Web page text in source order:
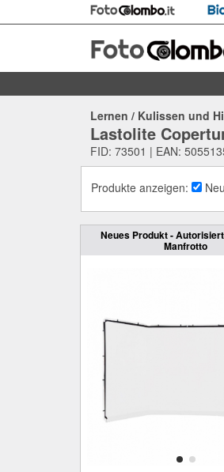
Lernen / Kulissen und
Lastolite
FID: 73501 | EAN:
Produkte anzeigen: Neu
Neues Produkt -
Manfrotto